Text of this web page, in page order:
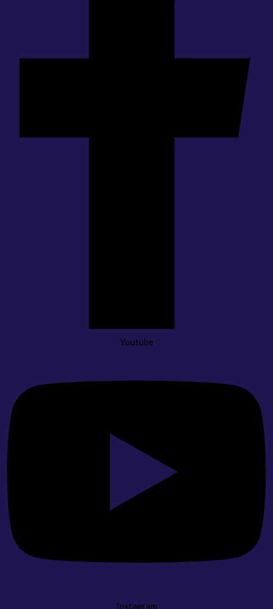
Youtube
Instagram